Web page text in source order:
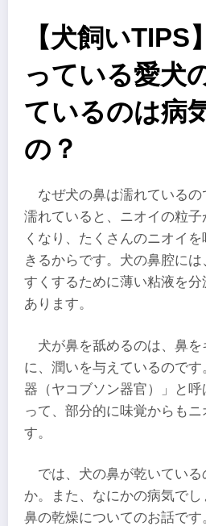
【犬飼いTIPS
っている愛犬
ているのは病
の？
なぜ犬の鼻は濡れている
濡れていると、ニオイの粒
くなり、たくさんのニオイ
きるからです。犬の鼻腔に
すくするために薄い粘液を
あります。
犬が鼻を舐めるのは、鼻
に、潤いを与えているので
器（ヤコブソン器官）」と
って、部分的に味覚からもニ
す。
では、犬の鼻が乾いている
か。また、なにかの病気で
鼻の乾燥についてのお話です